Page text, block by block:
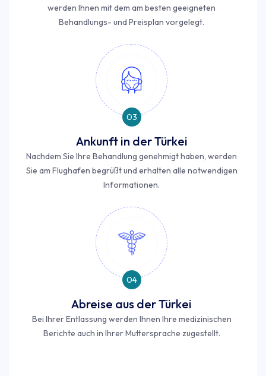
werden Ihnen mit dem am besten geeigneten
Behandlungs- und Preisplan vorgelegt.
03
Ankunft in der Türkei
Nachdem Sie Ihre Behandlung genehmigt haben, werden
Sie am Flughafen begrüßt und erhalten alle notwendigen
Informationen.
04
Abreise aus der Türkei
Bei Ihrer Entlassung werden Ihnen Ihre medizinischen
Berichte auch in Ihrer Muttersprache zugestellt.